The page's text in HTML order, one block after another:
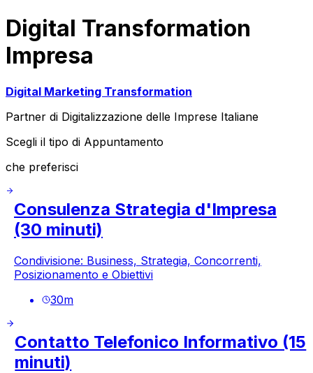
Digital Transformation
Impresa
Digital Marketing Transformation
Partner di Digitalizzazione delle Imprese Italiane
Scegli il tipo di Appuntamento
che preferisci
Consulenza Strategia d'Impresa
(30 minuti)
Condivisione: Business, Strategia, Concorrenti,
Posizionamento e Obiettivi
30m
Contatto Telefonico Informativo (15
minuti)